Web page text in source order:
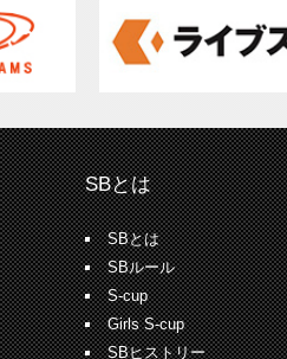
SBとは
SBとは
SBルール
S-cup
Girls S-cup
SBヒストリー